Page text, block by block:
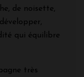
de noisette,
qui équilibre
très